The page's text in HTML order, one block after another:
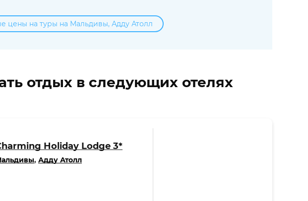
цены на туры на Мальдивы, Адду Атолл
отдых в следующих отелях
Holiday Lodge 3*
, Адду Атолл